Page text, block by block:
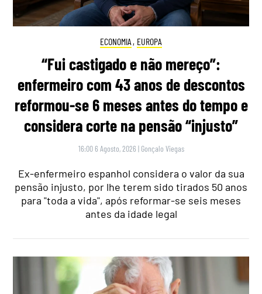
ECONOMIA , EUROPA
“Fui castigado e não mereço”:
enfermeiro com 43 anos de descontos
reformou-se 6 meses antes do tempo e
considera corte na pensão “injusto”
16:00 6 Agosto, 2026 | Gonçalo Viegas
Ex-enfermeiro espanhol considera o valor da sua
pensão injusto, por lhe terem sido tirados 50 anos
para "toda a vida", após reformar-se seis meses
antes da idade legal